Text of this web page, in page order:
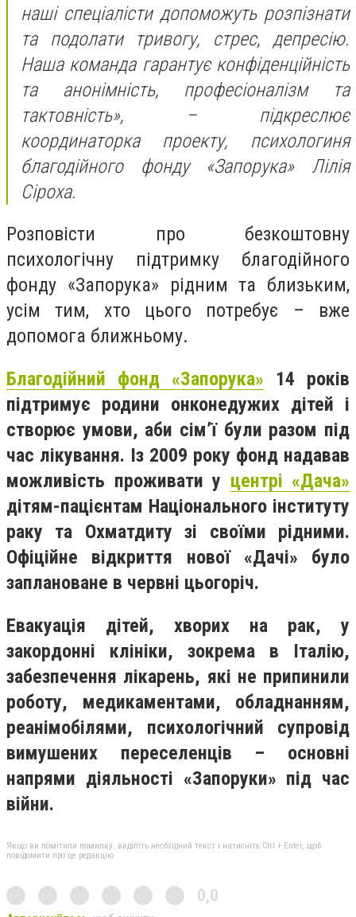
наші спеціалісти допоможуть розпізнати
та подолати тривогу, стрес, депресію.
Наша команда гарантує конфіденційність
та анонімність, професіоналізм та
тактовність», – підкреслює
координаторка проекту, психологиня
благодійного фонду «Запорука» Лілія
Сіроха.
Розповісти про безкоштовну
психологічну підтримку благодійного
фонду «Запорука» рідним та близьким,
усім тим, хто цього потребує – вже
допомога ближньому.
Благодійний фонд «Запорука» 14 років
підтримує родини онконедужих дітей і
створює умови, аби сім’ї були разом під
час лікування. Із 2009 року фонд надавав
можливість проживати у центрі «Дача»
дітям-пацієнтам Національного інституту
раку та Охматдиту зі своїми рідними.
Офіційне відкриття нової «Дачі» було
заплановане в червні цьогоріч.
Евакуація дітей, хворих на рак, у
закордонні клініки, зокрема в Італію,
забезпечення лікарень, які не припинили
роботу, медикаментами, обладнанням,
реанімобілями, психологічний супровід
вимушених переселенців – основні
напрями діяльності «Запоруки» під час
війни.
Якщо ви помітили помилку, виділіть необхідний текст і натисніть Ctrl + Enter, щоб
повідомити про це редакцію
0,0